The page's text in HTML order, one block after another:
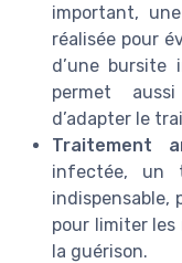
important,
réalisée pour
d’une bursite
permet
d’adapter le
Traitement
infectée, un
indispensable,
pour limiter
la guérison.